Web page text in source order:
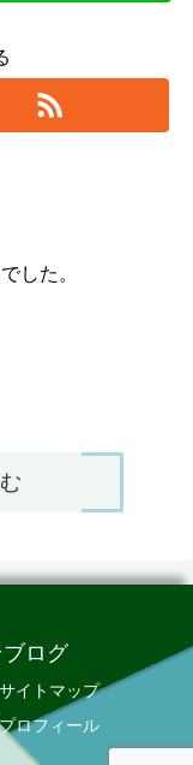
した。
ログ
サイトマップ
プロフィール